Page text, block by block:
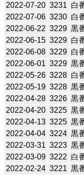
2022-07-20 3231 白
2022-07-06 3230 白
2022-06-22 3229 黒
2022-06-15 3229 白
2022-06-08 3229 白
2022-06-01 3229 黒
2022-05-26 3228 白
2022-05-19 3228 黒
2022-04-28 3226 黒
2022-04-20 3225 黒
2022-04-13 3225 黒
2022-04-04 3224 黒
2022-03-31 3223 黒
2022-03-09 3222 白
2022-02-24 3221 黒